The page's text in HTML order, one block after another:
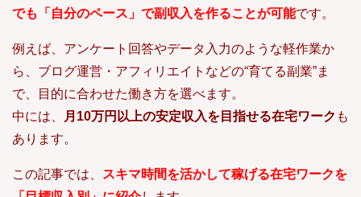
でも「自分のペース」で副収入を作ることが可能です。
例えば、アンケート回答やデータ入力のような軽作業か
ら、ブログ運営・アフィリエイトなどの“育てる副業”ま
で、目的に合わせた働き方を選べます。
中には、
月10万円以上の安定収入を目指せる在宅ワーク も
あります。
この記事では、
スキマ時間を活かして稼げる在宅ワークを